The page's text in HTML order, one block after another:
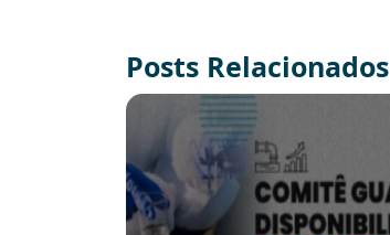
Posts Relacionados